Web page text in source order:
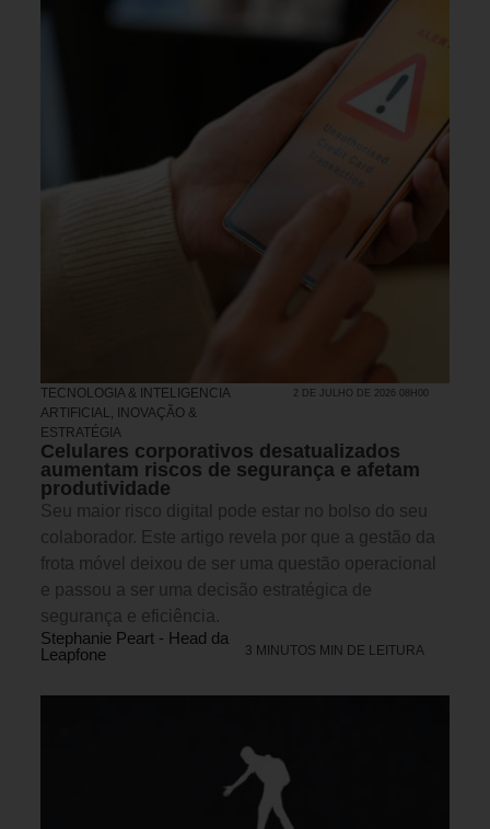
TECNOLOGIA & INTELIGENCIA
ARTIFICIAL,
INOVAÇÃO &
ESTRATÉGIA
2 DE JULHO DE 2026 08H00
Celulares corporativos desatualizados
aumentam riscos de segurança e afetam
produtividade
Seu maior risco digital pode estar no bolso do seu
colaborador. Este artigo revela por que a gestão da
frota móvel deixou de ser uma questão operacional
e passou a ser uma decisão estratégica de
segurança e eficiência.
Stephanie Peart - Head da
Leapfone
3 MINUTOS MIN DE LEITURA